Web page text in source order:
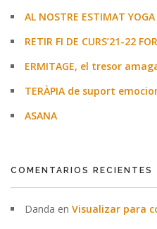
AL NOSTRE ESTIMAT
RETIR FI DE CURS’21-22
ERMITAGE, el tresor
TERÀPIA de suport
ASANA
COMENTARIOS RECIENTES
Danda en Visualizar para